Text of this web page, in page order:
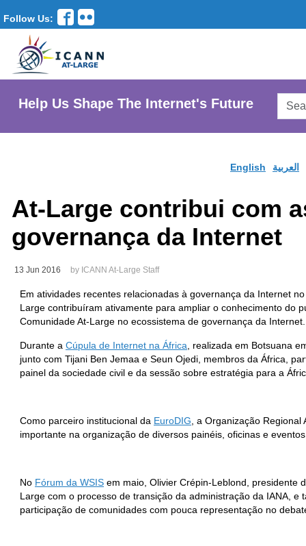
Follow Us:
Help Us Shape The Internet's Future
English العربية
At-Large contribui com
governança da Internet
13 Jun 2016 by ICANN At-Large Staff
Em atividades recentes relacionadas à governança da Internet
Large contribuíram ativamente para ampliar o conhecimento do
Comunidade At-Large no ecossistema de governança da Internet.
Durante a Cúpula de Internet na África , realizada em Botsuana
junto com Tijani Ben Jemaa e Seun Ojedi, membros da África,
painel da sociedade civil e da sessão sobre estratégia para a
Como parceiro institucional da EuroDIG , a Organização
importante na organização de diversos painéis, oficinas e
No Fórum da WSIS em maio, Olivier Crépin-Leblond, presidente
Large com o processo de transição da administração da IANA, e
participação de comunidades com pouca representação no